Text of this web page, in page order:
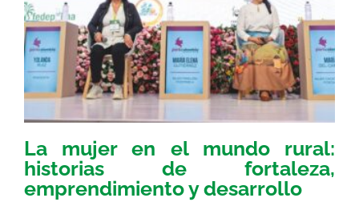
La mujer en el mundo rural:
historias de fortaleza,
emprendimiento y desarrollo